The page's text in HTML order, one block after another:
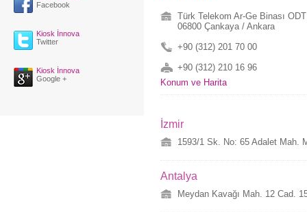
Facebook
Kiosk İnnova
Twitter
Kiosk İnnova
Google +
Türk Telekom Ar-Ge Binası
06800 Çankaya / Ankara
+90 (312) 201 70 00
+90 (312) 210 16 96
Konum ve Harita
İzmir
1593/1 Sk. No: 65 Adalet Mah.
Antalya
Meydan Kavağı Mah. 12 Cad.